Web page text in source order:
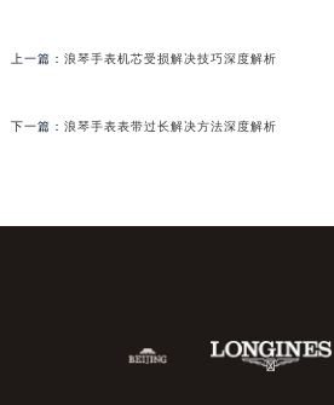
上一篇： 浪琴手表机芯受损解决技巧深度解析
下一篇： 浪琴手表表带过长解决方法深度解析